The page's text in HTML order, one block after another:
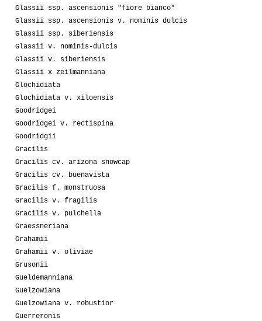
Glassii ssp. ascensionis "fiore bianco"
Glassii ssp. ascensionis v. nominis dulcis
Glassii ssp. siberiensis
Glassii v. nominis-dulcis
Glassii v. siberiensis
Glassii x zeilmanniana
Glochidiata
Glochidiata v. xiloensis
Goodridgei
Goodridgei v. rectispina
Goodridgii
Gracilis
Gracilis cv. arizona snowcap
Gracilis cv. buenavista
Gracilis f. monstruosa
Gracilis v. fragilis
Gracilis v. pulchella
Graessneriana
Grahamii
Grahamii v. oliviae
Grusonii
Gueldemanniana
Guelzowiana
Guelzowiana v. robustior
Guerreronis